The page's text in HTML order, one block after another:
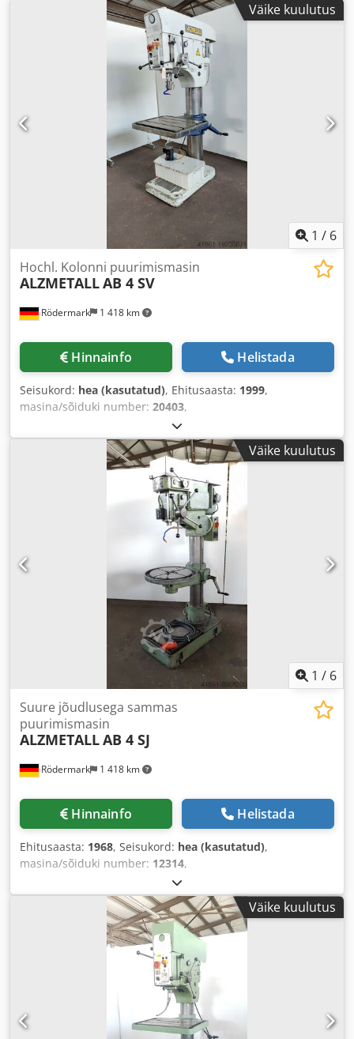
Väike kuulutus
1 / 6
Rödermark 1 418 km
Hochl. Kolonni puurimismasin
ALZMETALLAB 4 SV
Hinnainfo Helistada
Seisukord: hea (kasutatud), Ehitusaasta: 1999,
masina/sõiduki number: 20403,
Väike kuulutus
1 / 6
Rödermark 1 418 km
Suure jõudlusega sammas
puurimismasin
ALZMETALLAB 4 SJ
Hinnainfo Helistada
Ehitusaasta: 1968, Seisukord: hea (kasutatud),
masina/sõiduki number: 12314,
Väike kuulutus